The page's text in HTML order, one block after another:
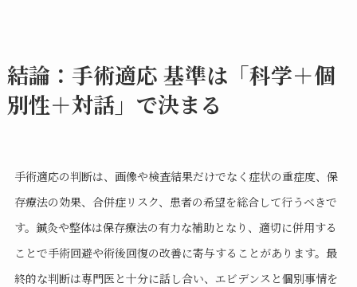
結論：手術適応 基準は「科学＋個
別性＋対話」で決まる
手術適応の判断は、画像や検査結果だけでなく症状の重症度、保
存療法の効果、合併症リスク、患者の希望を総合して行うべきで
す。鍼灸や整体は保存療法の有力な補助となり、適切に併用する
ことで手術回避や術後回復の改善に寄与することがあります。最
終的な判断は専門医と十分に話し合い、エビデンスと個別事情を